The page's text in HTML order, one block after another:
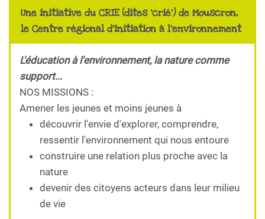
Une initiative du CRIE (dites 'crié') de Mouscron,
le Centre régional d'initiation à l'environnement
L'éducation à l'environnement, la nature comme
support...
NOS MISSIONS :
Amener les jeunes et moins jeunes à
découvrir l'envie d'explorer, comprendre,
ressentir l'environnement qui nous entoure
construire une relation plus proche avec la
nature
devenir des citoyens acteurs dans leur milieu
de vie